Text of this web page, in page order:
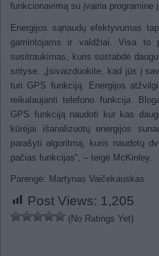
funkcionavimą su įvairia programine
Energijos sąnaudų efektyvumas
gamintojams ir valdžiai. Visa to
susitraukimas, kuris sustabdė
srityse. „Įsivaizduokite, kad jūs į
turi GPS funkciją. Energijos
reikalaujanti telefono funkcija.
GPS funkciją naudoti kur kas
kūrėjai išanalizuotų energijos
parašyti algoritmą, kuris naudotų
pačias funkcijas“, – teigė McKinley.
Parengė: Martynas Vaičekauskas
Post Views: 1,205
(No Ratings Yet)